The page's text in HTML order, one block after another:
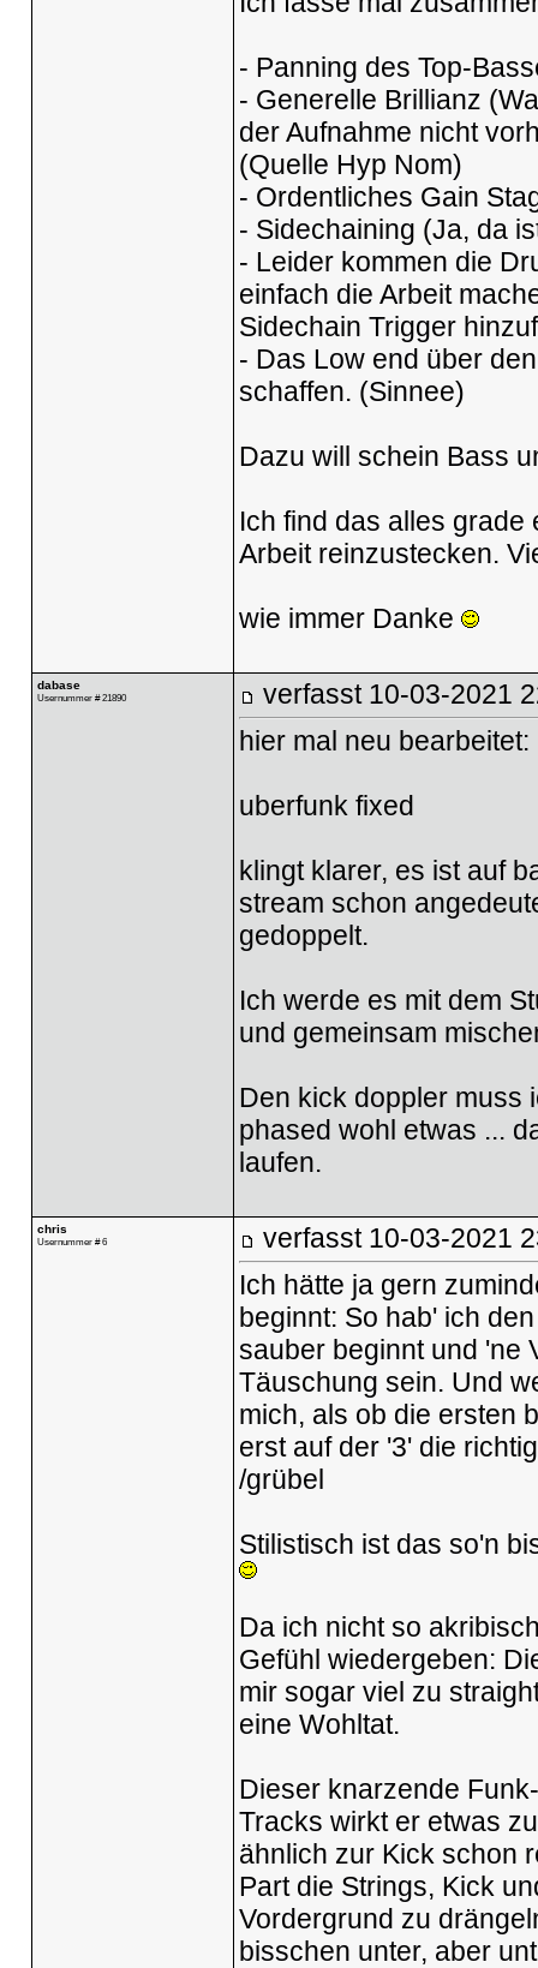
- Panning des Top-
- Generelle Brillianz
der Aufnahme nicht
(Quelle Hyp Nom)
- Ordentliches Gain
- Sidechaining (Ja, da
- Leider kommen die
einfach die Arbeit
Sidechain Trigger
- Das Low end über
schaffen. (Sinnee)
Dazu will schein Bass
Ich find das alles grade
Arbeit reinzustecken.
wie immer Danke
dabase
Usernummer # 21890 verfasst 10-03-2021
hier mal neu bearbeitet:
uberfunk fixed
klingt klarer, es ist auf
stream schon
gedoppelt.
Ich werde es mit dem
und gemeinsam
Den kick doppler muss
phased wohl etwas ...
laufen.
chris
Usernummer # 6 verfasst 10-03-2021
Ich hätte ja gern
beginnt: So hab' ich
sauber beginnt und 'ne
Täuschung sein. Und
mich, als ob die ersten
erst auf der '3' die
/grübel
Stilistisch ist das so'n
Da ich nicht so
Gefühl wiedergeben:
mir sogar viel zu
eine Wohltat.
Dieser knarzende
Tracks wirkt er etwas
ähnlich zur Kick schon
Part die Strings, Kick
Vordergrund zu
bisschen unter, aber